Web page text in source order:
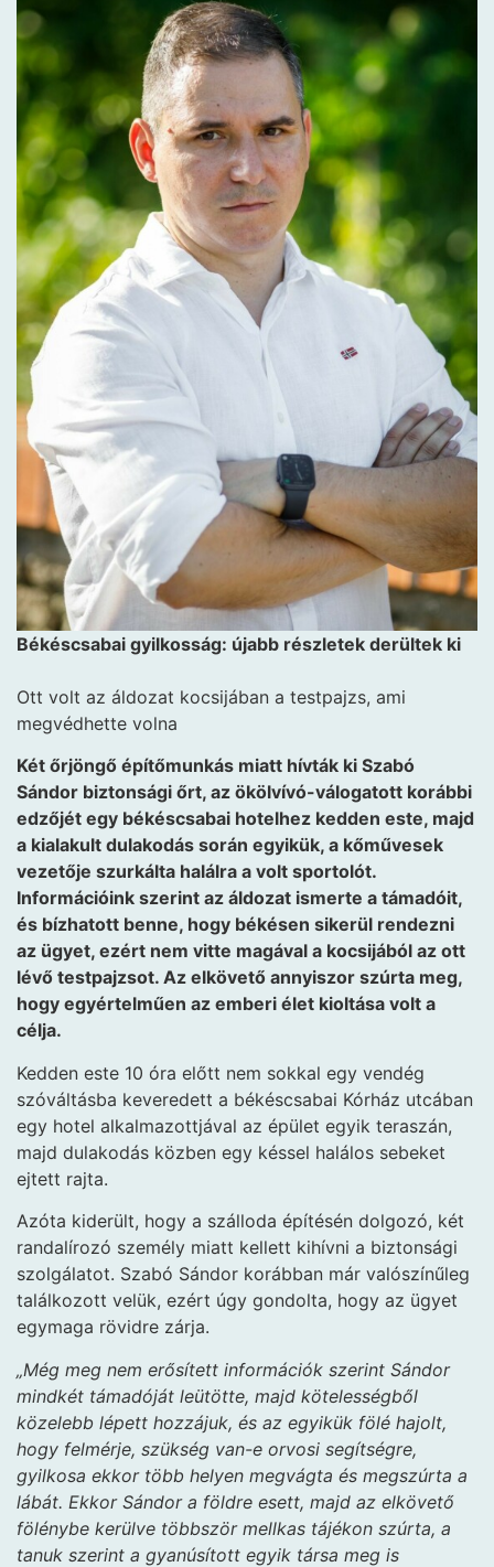
Békéscsabai gyilkosság: újabb részletek derültek ki
Ott volt az áldozat kocsijában a testpajzs, ami
megvédhette volna
Két őrjöngő építőmunkás miatt hívták ki Szabó
Sándor biztonsági őrt, az ökölvívó-válogatott korábbi
edzőjét egy békéscsabai hotelhez kedden este, majd
a kialakult dulakodás során egyikük, a kőművesek
vezetője szurkálta halálra a volt sportolót.
Információink szerint az áldozat ismerte a támadóit,
és bízhatott benne, hogy békésen sikerül rendezni
az ügyet, ezért nem vitte magával a kocsijából az ott
lévő testpajzsot. Az elkövető annyiszor szúrta meg,
hogy egyértelműen az emberi élet kioltása volt a
célja.
Kedden este 10 óra előtt nem sokkal egy vendég
szóváltásba keveredett a békéscsabai Kórház utcában
egy hotel alkalmazottjával az épület egyik teraszán,
majd dulakodás közben egy késsel halálos sebeket
ejtett rajta.
Azóta kiderült, hogy a szálloda építésén dolgozó, két
randalírozó személy miatt kellett kihívni a biztonsági
szolgálatot. Szabó Sándor korábban már valószínűleg
találkozott velük, ezért úgy gondolta, hogy az ügyet
egymaga rövidre zárja.
„Még meg nem erősített információk szerint Sándor
mindkét támadóját leütötte, majd kötelességből
közelebb lépett hozzájuk, és az egyikük fölé hajolt,
hogy felmérje, szükség van-e orvosi segítségre,
gyilkosa ekkor több helyen megvágta és megszúrta a
lábát. Ekkor Sándor a földre esett, majd az elkövető
fölénybe kerülve többször mellkas tájékon szúrta, a
tanuk szerint a gyanúsított egyik társa meg is